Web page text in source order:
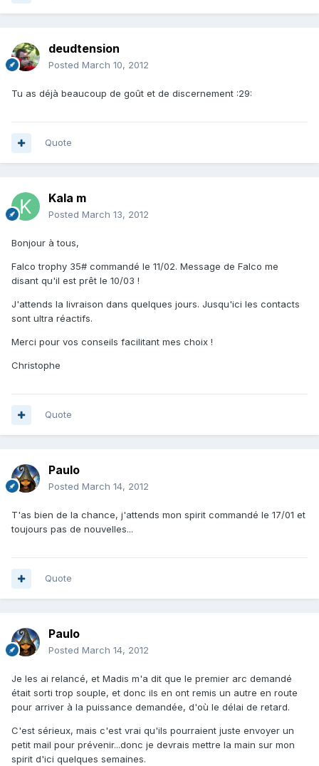
deudtension
Posted March 10, 2012
Tu as déjà beaucoup de goût et de discernement :29:
Quote
Kala m
Posted March 13, 2012
Bonjour à tous,
Falco trophy 35# commandé le 11/02. Message de Falco me
disant qu'il est prêt le 10/03 !
J'attends la livraison dans quelques jours. Jusqu'ici les contacts
sont ultra réactifs.
Merci pour vos conseils facilitant mes choix !
Christophe
Quote
Paulo
Posted March 14, 2012
T'as bien de la chance, j'attends mon spirit commandé le 17/01 et
toujours pas de nouvelles...
Quote
Paulo
Posted March 14, 2012
Je les ai relancé, et Madis m'a dit que le premier arc demandé
était sorti trop souple, et donc ils en ont remis un autre en route
pour arriver à la puissance demandée, d'où le délai de retard.
C'est sérieux, mais c'est vrai qu'ils pourraient juste envoyer un
petit mail pour prévenir...donc je devrais mettre la main sur mon
spirit d'ici quelques semaines.